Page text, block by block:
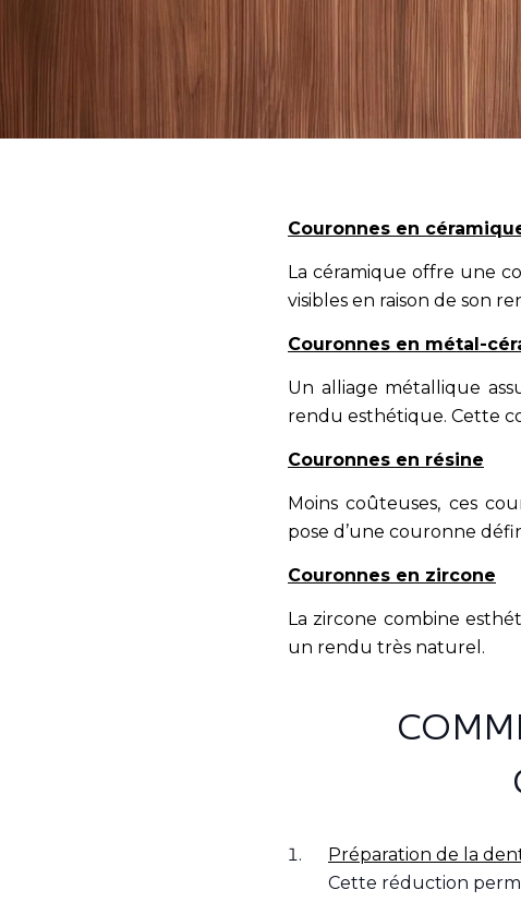
Couronnes en
La céramique offre une
visibles en raison de son
Couronnes en métal-
Un alliage métallique
rendu esthétique. Cette
Couronnes en résine
Moins coûteuses, ces
pose d’une couronne
Couronnes en zircone
La zircone combine
un rendu très naturel.
Préparation de la
Cette réduction